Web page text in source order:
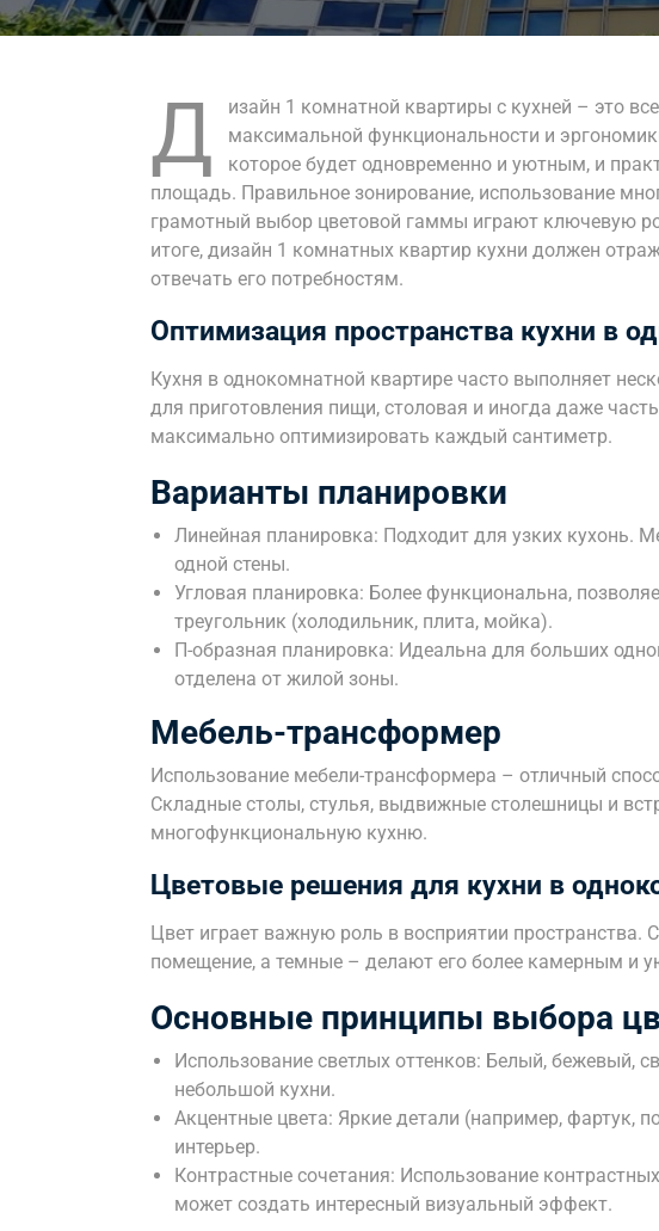
Д
изайн 1 комнатной квартиры с кухней – это
максимальной функциональности и
которое будет одновременно и уютным, и
площадь. Правильное зонирование, использование
грамотный выбор цветовой гаммы играют ключевую
итоге, дизайн 1 комнатных квартир кухни должен
отвечать его потребностям.
Оптимизация пространства кухни в
Кухня в однокомнатной квартире часто выполняет
для приготовления пищи, столовая и иногда даже
максимально оптимизировать каждый сантиметр.
Варианты планировки
Линейная планировка: Подходит для узких кухонь.
одной стены.
Угловая планировка: Более функциональна,
треугольник (холодильник, плита, мойка).
П-образная планировка: Идеальна для больших
отделена от жилой зоны.
Мебель-трансформер
Использование мебели-трансформера – отличный
Складные столы, стулья, выдвижные столешницы и
многофункциональную кухню.
Цветовые решения для кухни в
Цвет играет важную роль в восприятии пространства.
помещение, а темные – делают его более камерным и
Основные принципы выбора
Использование светлых оттенков: Белый, бежевый,
небольшой кухни.
Акцентные цвета: Яркие детали (например, фартук,
интерьер.
Контрастные сочетания: Использование
может создать интересный визуальный эффект.